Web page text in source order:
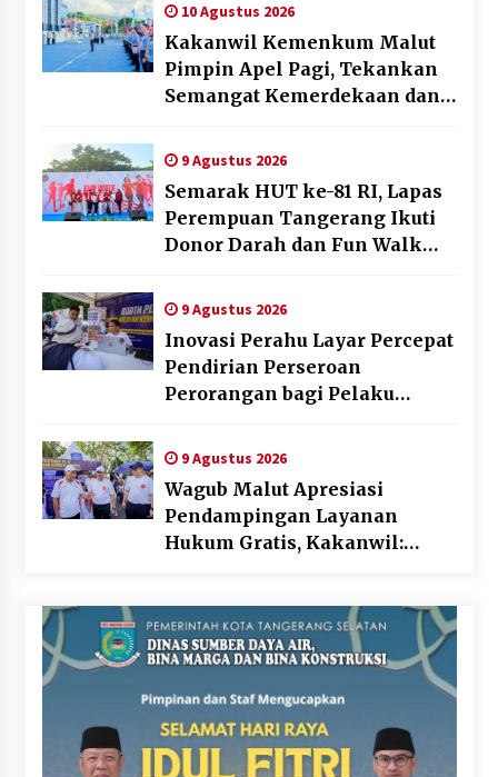
10 Agustus 2026
Kakanwil Kemenkum Malut
Pimpin Apel Pagi, Tekankan
Semangat Kemerdekaan dan
Publik
9 Agustus 2026
Semarak HUT ke-81 RI, Lapas
Perempuan Tangerang Ikuti
Donor Darah dan Fun Walk
Pemasyarakatan
9 Agustus 2026
Inovasi Perahu Layar Percepat
Pendirian Perseroan
Perorangan bagi Pelaku
9 Agustus 2026
Wagub Malut Apresiasi
Pendampingan Layanan
Hukum Gratis, Kakanwil: